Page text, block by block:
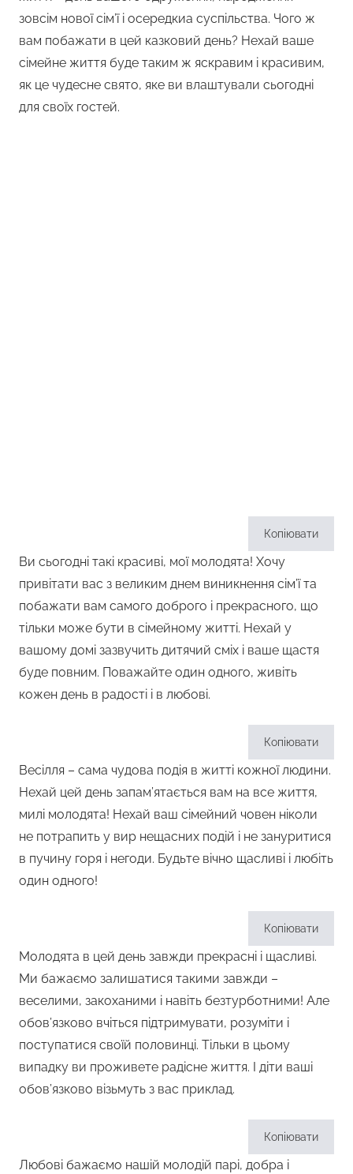
зовсім нової сім’ї і осередкиа суспільства. Чого ж
вам побажати в цей казковий день? Нехай ваше
сімейне життя буде таким ж яскравим і красивим,
як це чудесне свято, яке ви влаштували сьогодні
для своїх гостей.
Копіювати
Ви сьогодні такі красиві, мої молодята! Хочу
привітати вас з великим днем ​​виникнення сім’ї та
побажати вам самого доброго і прекрасного, що
тільки може бути в сімейному житті. Нехай у
вашому домі зазвучить дитячий сміх і ваше щастя
буде повним. Поважайте один одного, живіть
кожен день в радості і в любові.
Копіювати
Весілля – сама чудова подія в житті кожної людини.
Нехай цей день запам’ятається вам на все життя,
милі молодята! Нехай ваш сімейний човен ніколи
не потрапить у вир нещасних подій і не зануритися
в пучину горя і негоди. Будьте вічно щасливі і любіть
один одного!
Копіювати
Молодята в цей день завжди прекрасні і щасливі.
Ми бажаємо залишатися такими завжди –
веселими, закоханими і навіть безтурботними! Але
обов’язково вчіться підтримувати, розуміти і
поступатися своїй половинці. Тільки в цьому
випадку ви проживете радісне життя. І діти ваші
обов’язково візьмуть з вас приклад.
Копіювати
Любові бажаємо нашій молодій парі, добра і